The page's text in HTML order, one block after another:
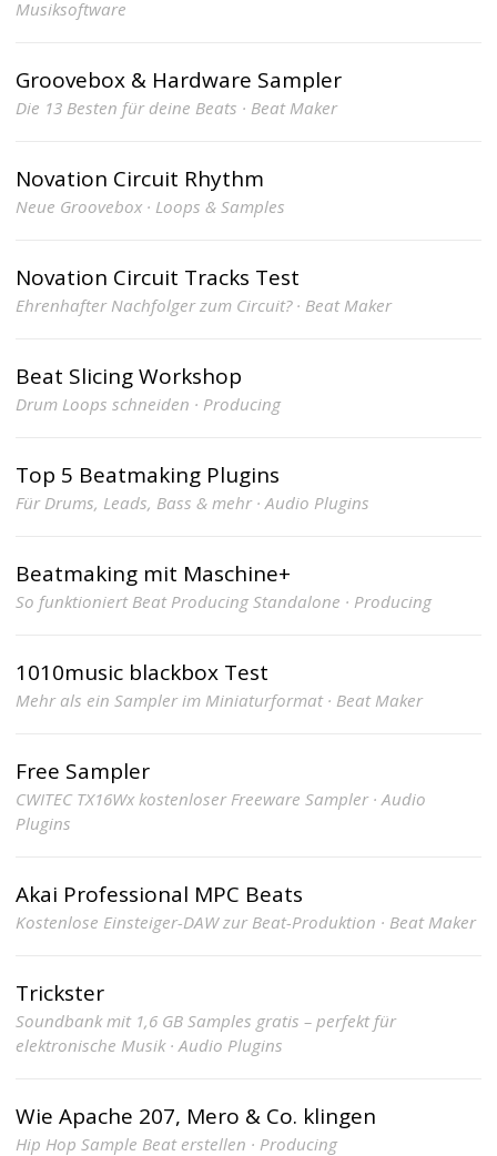
Musiksoftware
Groovebox & Hardware Sampler
Die 13 Besten für deine Beats · Beat Maker
Novation Circuit Rhythm
Neue Groovebox · Loops & Samples
Novation Circuit Tracks Test
Ehrenhafter Nachfolger zum Circuit? · Beat Maker
Beat Slicing Workshop
Drum Loops schneiden · Producing
Top 5 Beatmaking Plugins
Für Drums, Leads, Bass & mehr · Audio Plugins
Beatmaking mit Maschine+
So funktioniert Beat Producing Standalone · Producing
1010music blackbox Test
Mehr als ein Sampler im Miniaturformat · Beat Maker
Free Sampler
CWITEC TX16Wx kostenloser Freeware Sampler · Audio
Plugins
Akai Professional MPC Beats
Kostenlose Einsteiger-DAW zur Beat-Produktion · Beat Maker
Trickster
Soundbank mit 1,6 GB Samples gratis – perfekt für
elektronische Musik · Audio Plugins
Wie Apache 207, Mero & Co. klingen
Hip Hop Sample Beat erstellen · Producing